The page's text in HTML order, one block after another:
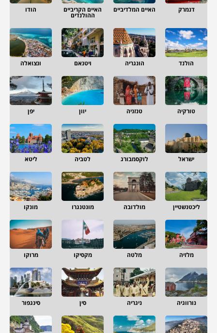
דנמרק האיים המלדיביים האיים הקריביים
ההולנדים
הודו
הולנד הונגריה ויטנאם ונצואלה
טורקיה טנזניה יוון יפן
ישראל לוקסמבורג לטביה ליטא
ליכטנשטיין מולדובה מונטנגרו מונקו
מלזיה מלטה מקסיקו מרוקו
נורווגיה ניגריה סין סינגפור